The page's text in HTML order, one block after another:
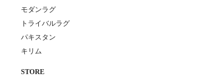
モダンラグ
トライバルラグ
パキスタン
キリム
STORE